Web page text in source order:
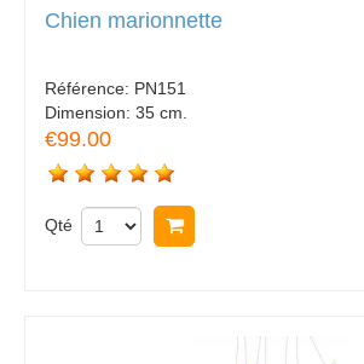
Chien marionnette
Référence: PN151
Dimension: 35 cm.
€99.00
Qté